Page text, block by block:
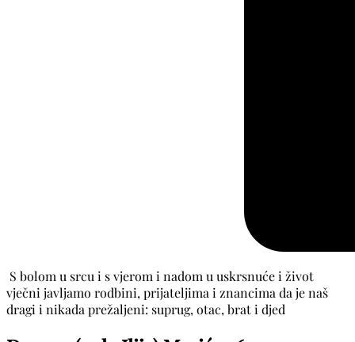
S bolom u srcu i s vjerom i nadom u uskrsnuće i život
vječni javljamo rodbini, prijateljima i znancima da je naš
dragi i nikada prežaljeni: suprug, otac, brat i djed